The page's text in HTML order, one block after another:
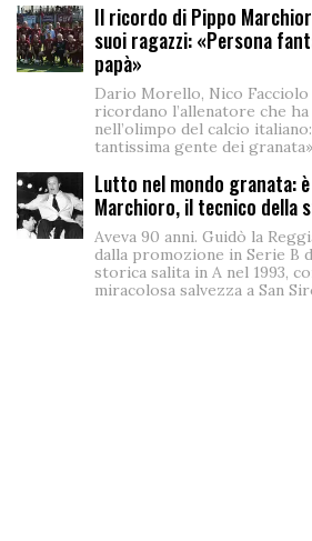
Il ricordo di Pippo
suoi ragazzi: «Persona
papà»
Dario Morello, Nico
ricordano l’allenatore che
nell’olimpo del calcio
tantissima gente dei granata»
Lutto nel mondo granata:
Marchioro, il tecnico della
Aveva 90 anni. Guidò la
dalla promozione in Serie B
storica salita in A nel 1993,
miracolosa salvezza a San